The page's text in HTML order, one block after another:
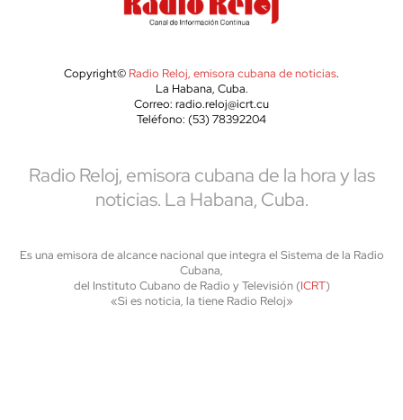
Copyright© Radio Reloj, emisora cubana de noticias.
La Habana, Cuba.
Correo: radio.reloj@icrt.cu
Teléfono: (53) 78392204
Radio Reloj, emisora cubana de la hora y las
noticias. La Habana, Cuba.
Es una emisora de alcance nacional que integra el Sistema de la Radio
Cubana,
del Instituto Cubano de Radio y Televisión (ICRT)
«Si es noticia, la tiene Radio Reloj»